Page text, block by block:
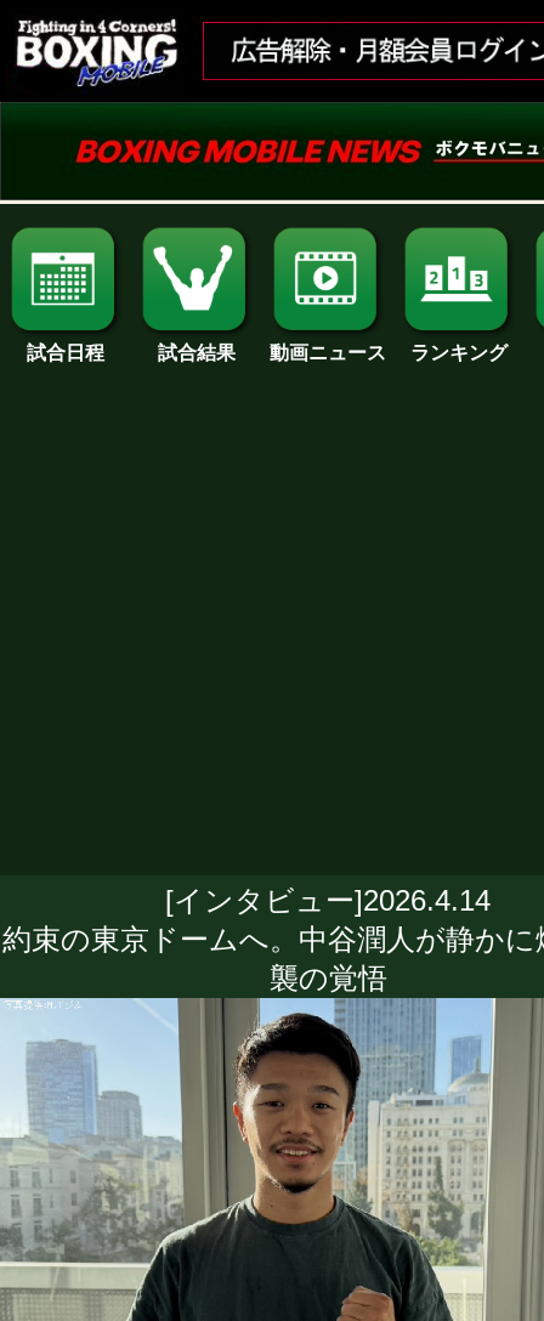
試合日程 試合結果 動画ニュース ランキング
[インタビュー]2026.4.14
約束の東京ドームへ。中谷潤人が静かに
襲の覚悟